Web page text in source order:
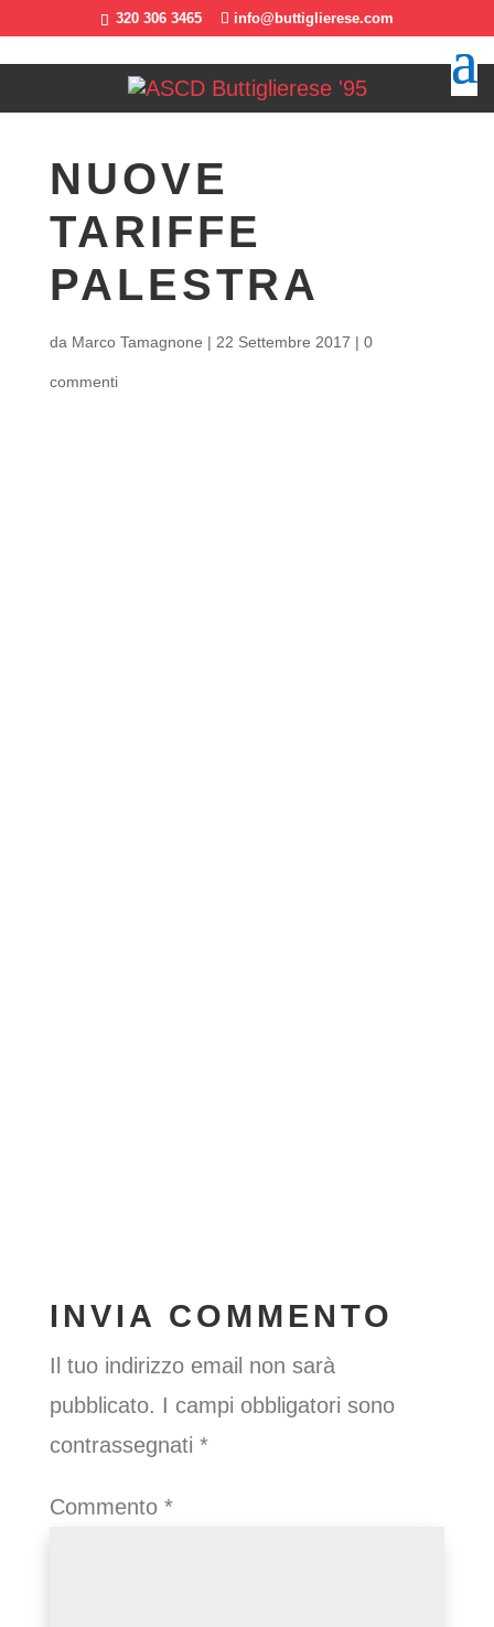
320 306 3465 info@buttiglierese.com
NUOVE
TARIFFE
PALESTRA
da Marco Tamagnone | 22 Settembre 2017 | 0
commenti
INVIA COMMENTO
Il tuo indirizzo email non sarà
pubblicato. I campi obbligatori sono
contrassegnati *
Commento *